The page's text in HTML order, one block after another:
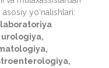
yo‘nalishlari:
laboratoriya
urologiya,